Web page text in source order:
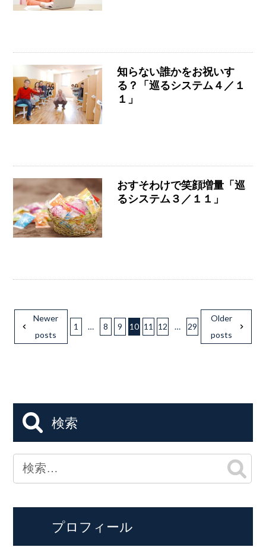
知らない誰かをお祝いす
る？「巡るシステム４／１
１」
おすそわけで笑顔増量「巡
るシステム３／１１」
Newer
posts
1 … 8 9 10 11 12 … 29
Older
posts
検索
プロフィール